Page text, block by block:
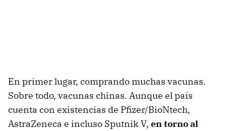
En primer lugar, comprando muchas vacunas.
Sobre todo, vacunas chinas. Aunque el país
cuenta con existencias de Pfizer/BioNtech,
AstraZeneca e incluso Sputnik V, en torno al